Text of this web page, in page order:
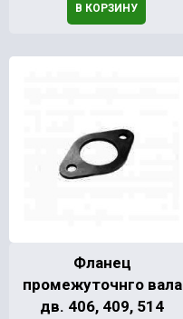
В КОРЗИНУ
Фланец
промежуточнго вала
дв. 406, 409, 514